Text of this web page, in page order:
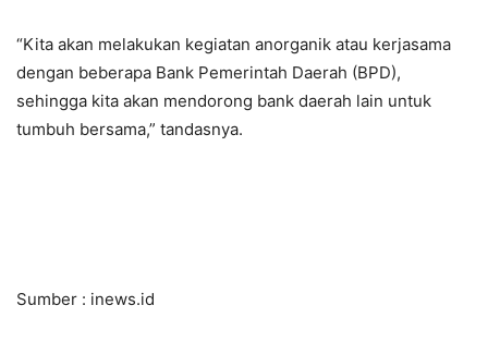
“Kita akan melakukan kegiatan anorganik atau kerjasama
dengan beberapa Bank Pemerintah Daerah (BPD),
sehingga kita akan mendorong bank daerah lain untuk
tumbuh bersama,” tandasnya.
Sumber : inews.id